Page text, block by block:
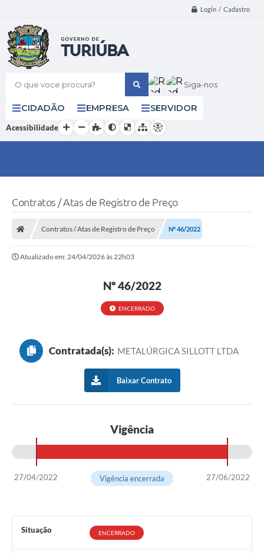
Login / Cadastro
O que voce procura? Siga-nos
CIDADÃO EMPRESA SERVIDOR
Acessibilidade
Contratos / Atas de Registro de Preço
Contratos / Atas de Registro de Preço Nº 46/2022
Atualizado em: 24/04/2026 às 22h03
Nº 46/2022
ENCERRADO
Contratada(s): METALÚRGICA SILLOTT LTDA
Baixar Contrato
Vigência
27/04/2022 27/06/2022
Vigência encerrada
Situação ENCERRADO